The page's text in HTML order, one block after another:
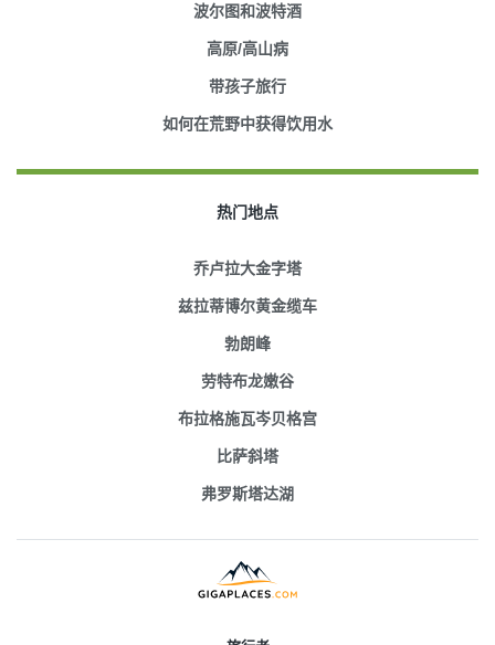
波尔图和波特酒
高原/高山病
带孩子旅行
如何在荒野中获得饮用水
热门地点
乔卢拉大金字塔
兹拉蒂博尔黄金缆车
勃朗峰
劳特布龙嫩谷
布拉格施瓦岑贝格宫
比萨斜塔
弗罗斯塔达湖